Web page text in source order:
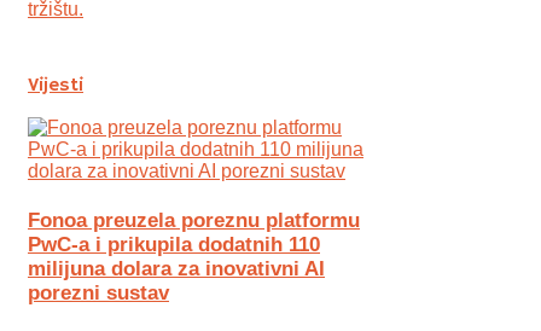
tržištu.
Vijesti
Fonoa preuzela poreznu platformu
PwC-a i prikupila dodatnih 110
milijuna dolara za inovativni AI
porezni sustav